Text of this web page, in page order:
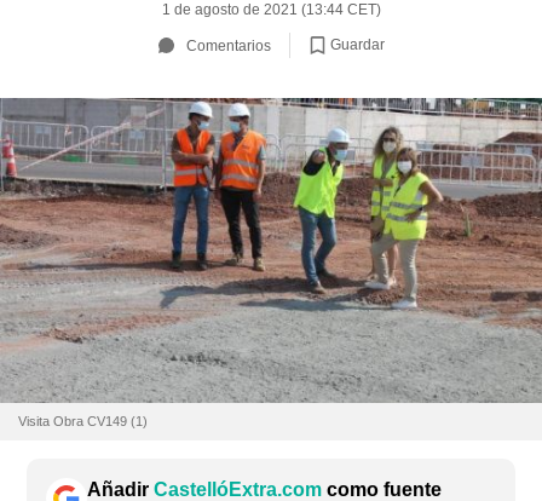
1 de agosto de 2021 (13:44 CET)
Comentarios Guardar
Visita Obra CV149 (1)
Añadir CastellóExtra.com como fuente